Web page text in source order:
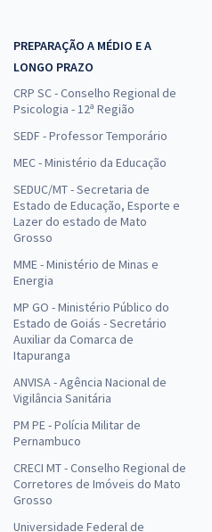
PREPARAÇÃO A MÉDIO E A
LONGO PRAZO
CRP SC - Conselho Regional de
Psicologia - 12ª Região
SEDF - Professor Temporário
MEC - Ministério da Educação
SEDUC/MT - Secretaria de
Estado de Educação, Esporte e
Lazer do estado de Mato
Grosso
MME - Ministério de Minas e
Energia
MP GO - Ministério Público do
Estado de Goiás - Secretário
Auxiliar da Comarca de
Itapuranga
ANVISA - Agência Nacional de
Vigilância Sanitária
PM PE - Polícia Militar de
Pernambuco
CRECI MT - Conselho Regional de
Corretores de Imóveis do Mato
Grosso
Universidade Federal de